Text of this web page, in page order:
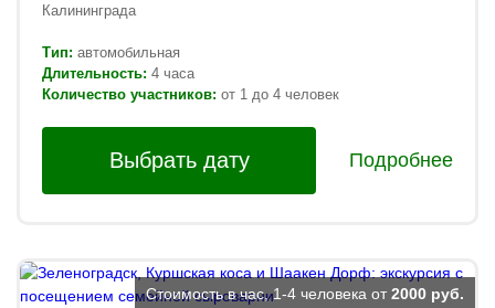
Калининграда
Тип: автомобильная
Длительность: 4 часа
Количество участников: от 1 до 4 человек
Выбрать дату Подробнее
Стоимость в час, 1-4 человека от 2000 руб.